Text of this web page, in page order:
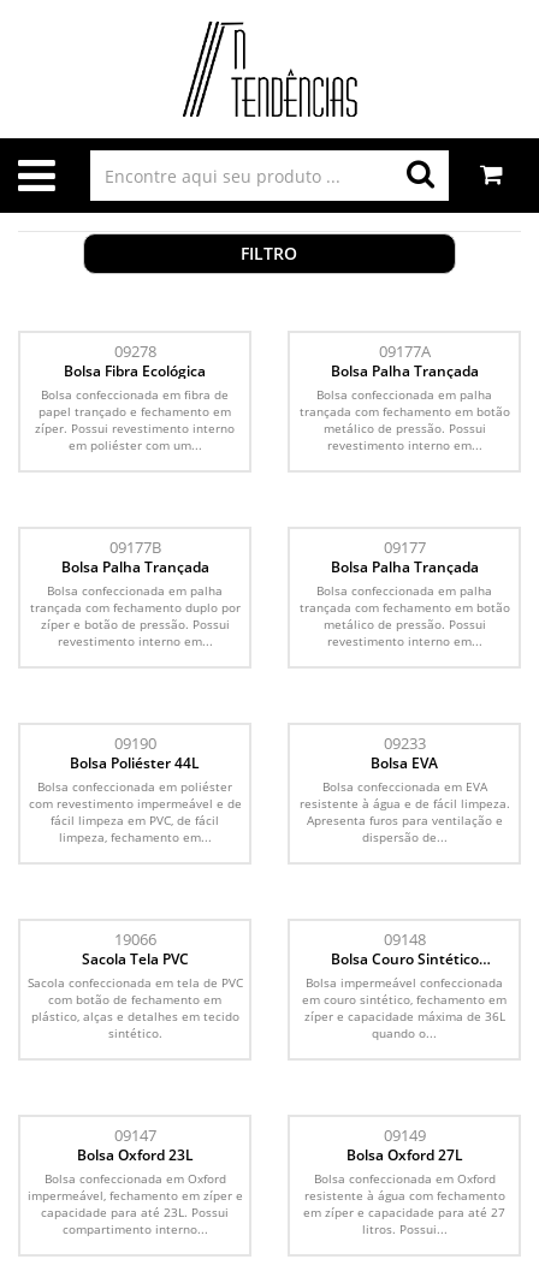
FILTRO
09278
Bolsa Fibra Ecológica
Bolsa confeccionada em fibra de
papel trançado e fechamento em
zíper. Possui revestimento interno
em poliéster com um...
09177A
Bolsa Palha Trançada
Bolsa confeccionada em palha
trançada com fechamento em botão
metálico de pressão. Possui
revestimento interno em...
09177B
Bolsa Palha Trançada
Bolsa confeccionada em palha
trançada com fechamento duplo por
zíper e botão de pressão. Possui
revestimento interno em...
09177
Bolsa Palha Trançada
Bolsa confeccionada em palha
trançada com fechamento em botão
metálico de pressão. Possui
revestimento interno em...
09190
Bolsa Poliéster 44L
Bolsa confeccionada em poliéster
com revestimento impermeável e de
fácil limpeza em PVC, de fácil
limpeza, fechamento em...
09233
Bolsa EVA
Bolsa confeccionada em EVA
resistente à água e de fácil limpeza.
Apresenta furos para ventilação e
dispersão de...
19066
Sacola Tela PVC
Sacola confeccionada em tela de PVC
com botão de fechamento em
plástico, alças e detalhes em tecido
sintético.
09148
Bolsa Couro Sintético
Expansível 36L
Bolsa impermeável confeccionada
em couro sintético, fechamento em
zíper e capacidade máxima de 36L
quando o...
09147
Bolsa Oxford 23L
Bolsa confeccionada em Oxford
impermeável, fechamento em zíper e
capacidade para até 23L. Possui
compartimento interno...
09149
Bolsa Oxford 27L
Bolsa confeccionada em Oxford
resistente à água com fechamento
em zíper e capacidade para até 27
litros. Possui...